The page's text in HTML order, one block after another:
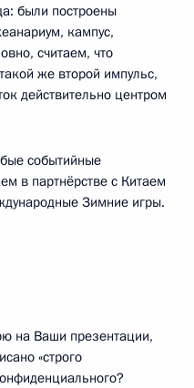
были построены
кампус,
считаем, что
же второй импульс,
действительно центром
событийные
в партнёрстве с Китаем
Зимние игры.
на Ваши презентации,
«строго